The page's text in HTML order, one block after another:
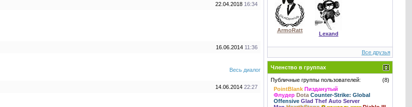
22.04.2018 16:34
16.06.2014 11:36
Весь диалог
14.06.2014 22:27
ArmoRatt
Lexand
Все друзья
Членство в группах
(8)
Публичные группы пользователей:
PointBlank Пизданутый
Флудер Dota Counter-Strike: Global
Offensive Glad Thef Auto Server